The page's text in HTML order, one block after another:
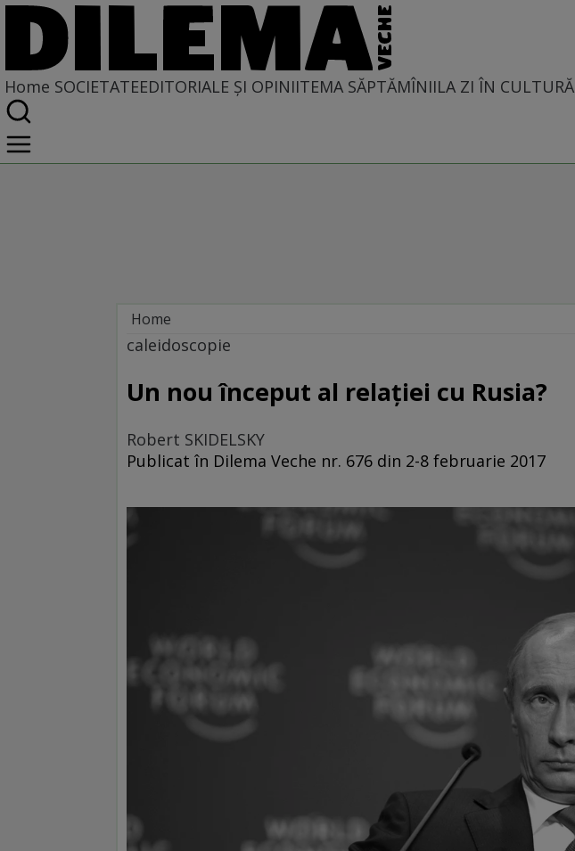
Home SOCIETATEEDITORIALE ȘI OPINIITEMA SĂPTĂMÎNIILA ZI ÎN CULTURĂ
Home
Societate
caleidoscopie
Un nou început al relaţiei cu Rusia?
Robert SKIDELSKY
Publicat în Dilema Veche nr. 676 din 2-8 februarie 2017